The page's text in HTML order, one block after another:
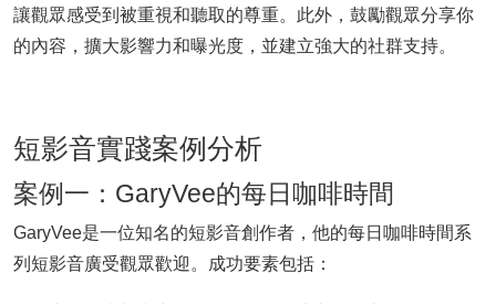
讓觀眾感受到被重視和聽取的尊重。此外，鼓勵觀眾分享你
的內容，擴大影響力和曝光度，並建立強大的社群支持。
短影音實踐案例分析
案例一：GaryVee的每日咖啡時間
GaryVee是一位知名的短影音創作者，他的每日咖啡時間系
列短影音廣受觀眾歡迎。成功要素包括：